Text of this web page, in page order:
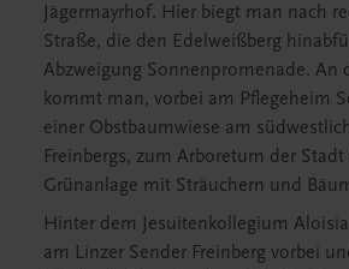
Jägermayrhof. Hier biegt man nach
Straße, die den Edelweißberg
Abzweigung Sonnenpromenade. An
kommt man, vorbei am Pflegeheim
einer Obstbaumwiese am
Freinbergs, zum Arboretum der
Grünanlage mit Sträuchern und
Hinter dem Jesuitenkollegium
am Linzer Sender Freinberg vorbei